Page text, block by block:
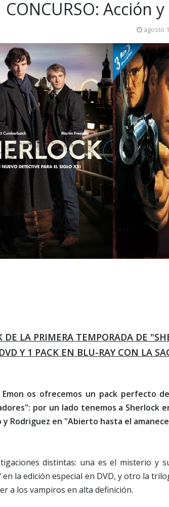
CONCURSO: Acción
agosto
DE LA PRIMERA TEMPORADA DE
DVD Y 1 PACK EN BLU-RAY CON LA
Emon os ofrecemos un pack perfecto
por un lado tenemos a Sherlock
Rodriguez en "Abierto hasta el
distintas: una es el misterio y
en la edición especial en DVD, y otro la
a los vampiros en alta definición.